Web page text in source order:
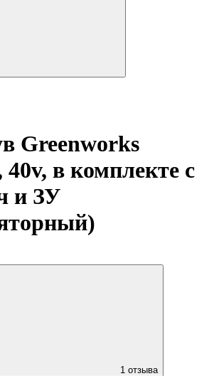
Greenworks
в комплекте с
и ЗУ
1 отзыва